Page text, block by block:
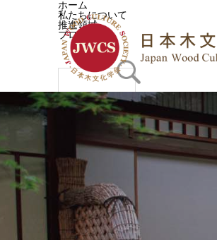
ホーム
私たちについて
推進領域
プログラム